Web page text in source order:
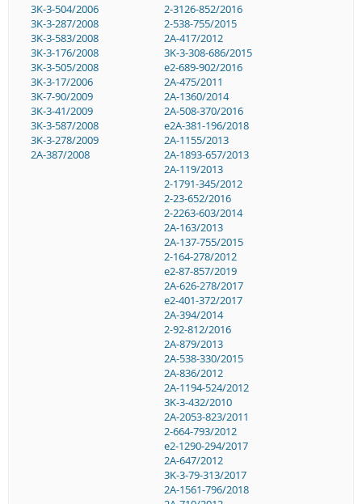
3K-3-504/2006
3K-3-287/2008
3K-3-583/2008
3K-3-176/2008
3K-3-505/2008
3K-3-17/2006
3K-7-90/2009
3K-3-41/2009
3K-3-587/2008
3K-3-278/2009
2A-387/2008
2-3126-852/2016
2-538-755/2015
2A-417/2012
3K-3-308-686/2015
e2-689-902/2016
2A-475/2011
2A-1360/2014
2A-508-370/2016
e2A-381-196/2018
2A-1155/2013
2A-1893-657/2013
2A-119/2013
2-1791-345/2012
2-23-652/2016
2-2263-603/2014
2A-163/2013
2A-137-755/2015
2-164-278/2012
e2-87-857/2019
2A-626-278/2017
e2-401-372/2017
2A-394/2014
2-92-812/2016
2A-879/2013
2A-538-330/2015
2A-836/2012
2A-1194-524/2012
3K-3-432/2010
2A-2053-823/2011
2-664-793/2012
e2-1290-294/2017
2A-647/2012
3K-3-79-313/2017
2A-1561-796/2018